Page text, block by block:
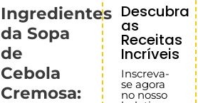
Ingredientes
da Sopa
de
Cebola
Cremosa:
Descubra
as
Receitas
Incríveis
Inscreva-
se agora
no nosso